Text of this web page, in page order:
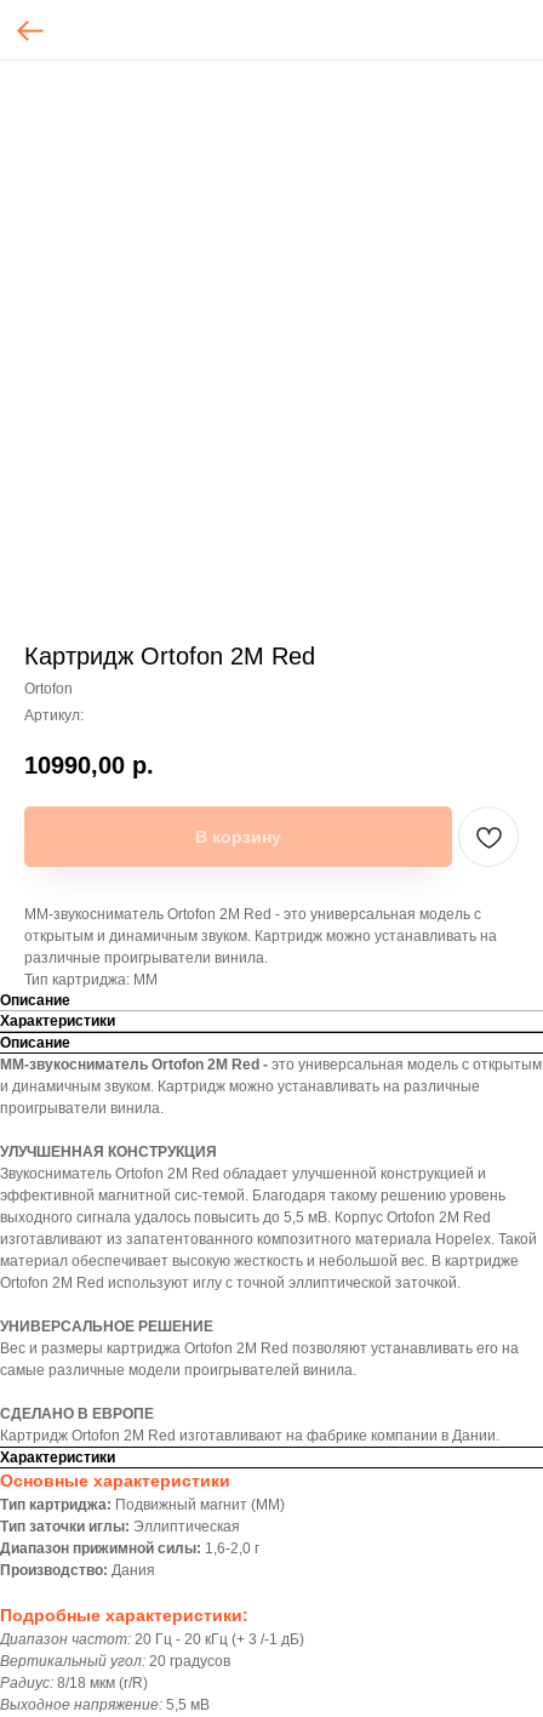
Картридж Ortofon 2M Red
Ortofon
Артикул:
10990,00 р.
В корзину
ММ-звукосниматель Ortofon 2M Red - это универсальная модель с
открытым и динамичным звуком. Картридж можно устанавливать на
различные проигрыватели винила.
Тип картриджа: ММ
Описание
Характеристики
Описание
ММ-звукосниматель Ortofon 2M Red - это универсальная модель с открытым
и динамичным звуком. Картридж можно устанавливать на различные
проигрыватели винила.
УЛУЧШЕННАЯ КОНСТРУКЦИЯ
Звукосниматель Ortofon 2M Red обладает улучшенной конструкцией и
эффективной магнитной сис-темой. Благодаря такому решению уровень
выходного сигнала удалось повысить до 5,5 мВ. Корпус Ortofon 2M Red
изготавливают из запатентованного композитного материала Hopelex. Такой
материал обеспечивает высокую жесткость и небольшой вес. В картридже
Ortofon 2M Red используют иглу с точной эллиптической заточкой.
УНИВЕРСАЛЬНОЕ РЕШЕНИЕ
Вес и размеры картриджа Ortofon 2M Red позволяют устанавливать его на
самые различные модели проигрывателей винила.
СДЕЛАНО В ЕВРОПЕ
Картридж Ortofon 2M Red изготавливают на фабрике компании в Дании.
Характеристики
Основные характеристики
Тип картриджа: Подвижный магнит (MМ)
Тип заточки иглы: Эллиптическая
Диапазон прижимной силы: 1,6-2,0 г
Производство: Дания
Подробные характеристики:
Диапазон частот: 20 Гц - 20 кГц (+ 3 /-1 дБ)
Вертикальный угол: 20 градусов
Радиус: 8/18 мкм (r/R)
Выходное напряжение: 5,5 мВ